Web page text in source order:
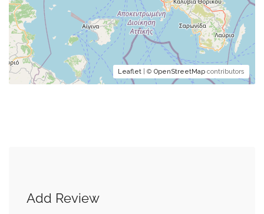
Leaflet | © OpenStreetMap contributors
Add Review